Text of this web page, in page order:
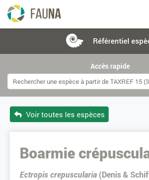
Référentiel
Accès rapide
Voir toutes les espèces
Boarmie
Ectropis crepuscularia (Denis &